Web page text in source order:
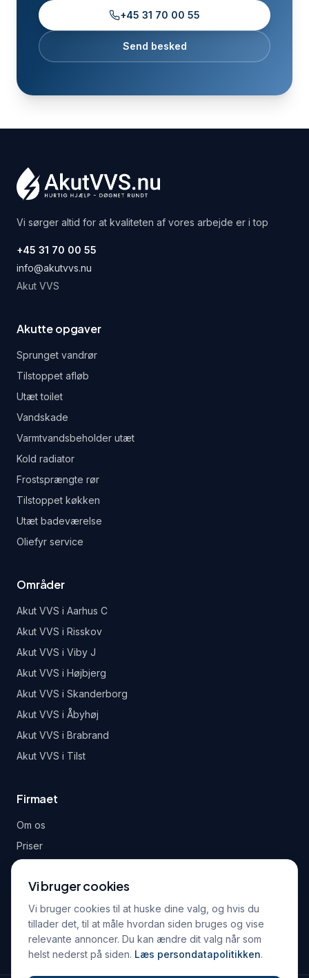
+45 31 70 00 55
Send besked
Vi sørger altid for at kvaliteten af vores arbejde er i top
+45 31 70 00 55
info@akutvvs.nu
Akut VVS
Akutte opgaver
Sprunget vandrør
Tilstoppet afløb
Utæt toilet
Vandskade
Varmtvandsbeholder utæt
Kold radiator
Frostsprængte rør
Tilstoppet køkken
Utæt badeværelse
Oliefyr service
Områder
Akut VVS i Aarhus C
Akut VVS i Risskov
Akut VVS i Viby J
Akut VVS i Højbjerg
Akut VVS i Skanderborg
Akut VVS i Åbyhøj
Akut VVS i Brabrand
Akut VVS i Tilst
Firmaet
Om os
Priser
Kontakt
Persondatapolitik
Handelsbetingelser
Vi bruger cookies
Vi bruger cookies til at huske dine valg, og hvis du
tillader det, til at måle hvordan siden bruges og vise
relevante annoncer. Du kan ændre dit valg når som
helst nederst på siden. Læs persondatapolitikken.